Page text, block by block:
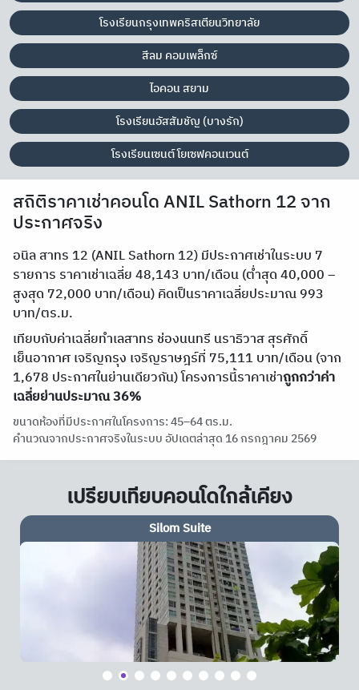
โรงเรียนกรุงเทพคริสเตียนวิทยาลัย
สีลม คอมเพล็กซ์
ไอคอน สยาม
โรงเรียนอัสสัมชัญ (บางรัก)
โรงเรียนเซนต์ โยเซฟคอนเวนต์
สถิติราคาเช่าคอนโด ANIL Sathorn 12 จาก
ประกาศจริง
อนิล สาทร 12 (ANIL Sathorn 12) มีประกาศเช่าในระบบ 7
รายการ ราคาเช่าเฉลี่ย 48,143 บาท/เดือน (ต่ำสุด 40,000 –
สูงสุด 72,000 บาท/เดือน) คิดเป็นราคาเฉลี่ยประมาณ 993
บาท/ตร.ม.
เทียบกับค่าเฉลี่ยทำเลสาทร ช่องนนทรี นราธิวาส สุรศักดิ์
เย็นอากาศ เจริญกรุง เจริญราษฎร์ที่ 75,111 บาท/เดือน (จาก
1,678 ประกาศในย่านเดียวกัน) โครงการนี้ราคาเช่าถูกกว่าค่า
เฉลี่ยย่านประมาณ 36%
ขนาดห้องที่มีประกาศในโครงการ: 45–64 ตร.ม.
คำนวณจากประกาศจริงในระบบ อัปเดตล่าสุด 16 กรกฎาคม 2569
เปรียบเทียบคอนโดใกล้เคียง
The Address Sathorn